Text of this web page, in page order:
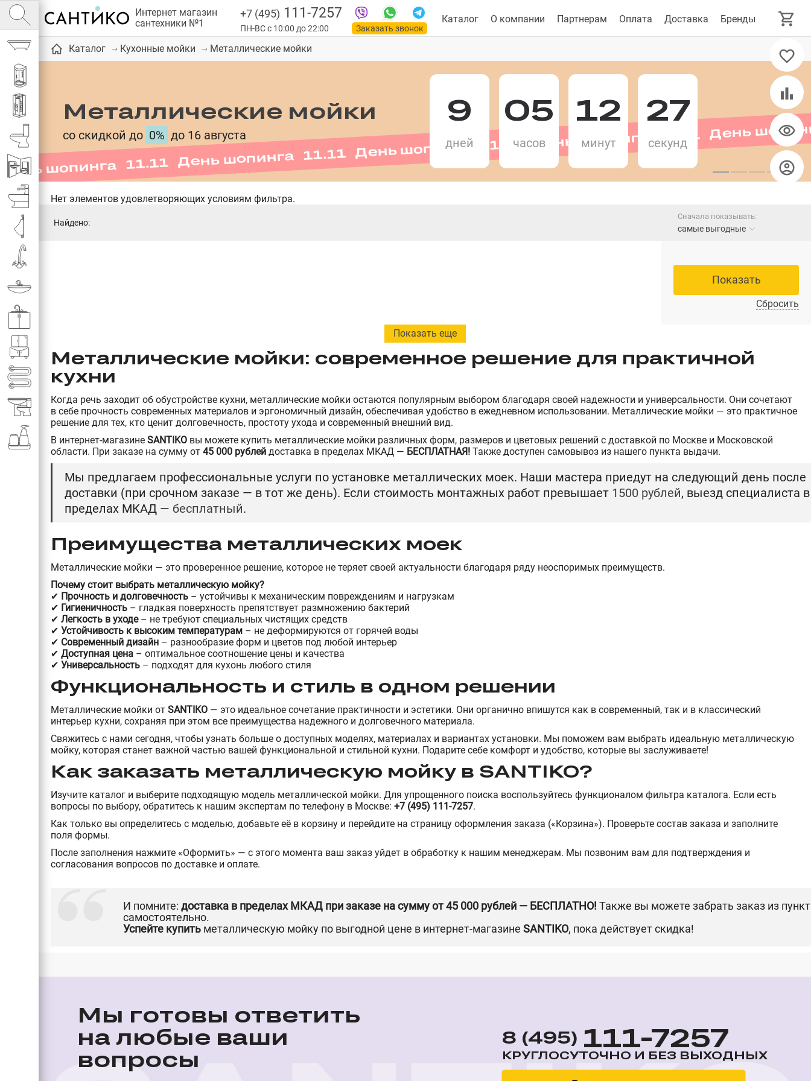
Интернет магазин
сантехники №1
+7 (495) 111-7257
ПН-ВС с 10:00 до 22:00
Заказать звонок
Ванны
Душевые
Унитазы
Инсталляции
Биде
Писсуары
Полотенце­сушители
Элитная сантехника
Аксессуары и комплектующие
Каталог О компании Партнерам Оплата Доставка Бренды
Каталог Кухонные мойки Металличес­кие мойки
День шопинга 11.11 День шопинга 11.11 День шопинга 11.11 День шопинга 11.11 День
Металличес­кие мойки
со скидкой до 0% до 16 августа
9
дней
05
часов
12
минут
27
секунд
Сначала показывать:
самые выгодные
Найдено:
Показать
Сбросить
Нет элементов удовлетворяющих условиям фильтра.
Показать еще
Металлические мойки: современное решение для практичной
кухни
Когда речь заходит об обустройстве кухни, металлические мойки остаются популярным выбором благодаря своей надежности и универсальности. Они сочетают
в себе прочность современных материалов и эргономичный дизайн, обеспечивая удобство в ежедневном использовании. Металлические мойки — это практичное
решение для тех, кто ценит долговечность, простоту ухода и современный внешний вид.
В интернет-магазине SANTIKO вы можете купить металлические мойки различных форм, размеров и цветовых решений с доставкой по Москве и Московской
области. При заказе на сумму от 45 000 рублей доставка в пределах МКАД — БЕСПЛАТНАЯ! Также доступен самовывоз из нашего пункта выдачи.
Мы предлагаем профессиональные услуги по установке металлических моек. Наши мастера приедут на следующий день после
доставки (при срочном заказе — в тот же день). Если стоимость монтажных работ превышает 1500 рублей, выезд специалиста в
пределах МКАД — бесплатный.
Преимущества металлических моек
Металлические мойки — это проверенное решение, которое не теряет своей актуальности благодаря ряду неоспоримых преимуществ.
Почему стоит выбрать металлическую мойку?
✔ Прочность и долговечность – устойчивы к механическим повреждениям и нагрузкам
✔ Гигиеничность – гладкая поверхность препятствует размножению бактерий
✔ Легкость в уходе – не требуют специальных чистящих средств
✔ Устойчивость к высоким температурам – не деформируются от горячей воды
✔ Современный дизайн – разнообразие форм и цветов под любой интерьер
✔ Доступная цена – оптимальное соотношение цены и качества
✔ Универсальность – подходят для кухонь любого стиля
Функциональность и стиль в одном решении
Металлические мойки от SANTIKO — это идеальное сочетание практичности и эстетики. Они органично впишутся как в современный, так и в классический
интерьер кухни, сохраняя при этом все преимущества надежного и долговечного материала.
Свяжитесь с нами сегодня, чтобы узнать больше о доступных моделях, материалах и вариантах установки. Мы поможем вам выбрать идеальную металлическую
мойку, которая станет важной частью вашей функциональной и стильной кухни. Подарите себе комфорт и удобство, которые вы заслуживаете!
Как заказать металлическую мойку в SANTIKO?
Изучите каталог и выберите подходящую модель металлической мойки. Для упрощенного поиска воспользуйтесь функционалом фильтра каталога. Если есть
вопросы по выбору, обратитесь к нашим экспертам по телефону в Москве: +7 (495) 111-7257.
Как только вы определитесь с моделью, добавьте её в корзину и перейдите на страницу оформления заказа («Корзина»). Проверьте состав заказа и заполните
поля формы.
После заполнения нажмите «Оформить» — с этого момента ваш заказ уйдет в обработку к нашим менеджерам. Мы позвоним вам для подтверждения и
согласования вопросов по доставке и оплате.
И помните: доставка в пределах МКАД при заказе на сумму от 45 000 рублей — БЕСПЛАТНО! Также вы можете забрать заказ из
самостоятельно.
Успейте купить металлическую мойку по выгодной цене в интернет-магазине SANTIKO, пока действует скидка!
Мы готовы ответить
на любые ваши
вопросы
8 (495) 111-7257
КРУГЛОСУТОЧНО И БЕЗ ВЫХОДНЫХ